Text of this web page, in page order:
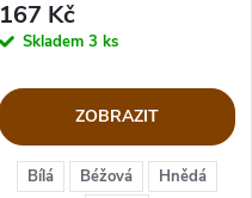
Bílá Béžová
Hnědá
167 Kč
Skladem 3 ks
ZOBRAZIT